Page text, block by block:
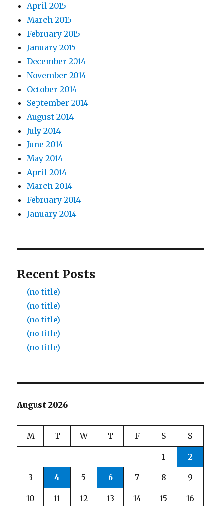
April 2015
March 2015
February 2015
January 2015
December 2014
November 2014
October 2014
September 2014
August 2014
July 2014
June 2014
May 2014
April 2014
March 2014
February 2014
January 2014
Recent Posts
(no title)
(no title)
(no title)
(no title)
(no title)
August 2026
M T W T F S S
1 2
3 4 5 6 7 8 9
10 11 12 13 14 15 16